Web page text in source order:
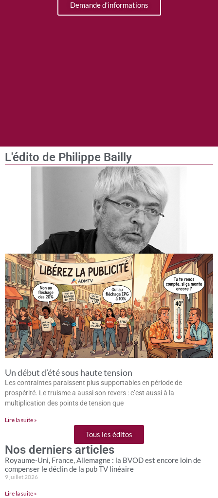
Demande d'informations
L'édito de Philippe Bailly
Un début d’été sous haute tension
Les contraintes paraissent plus supportables en période de
prospérité. Le truisme a aussi son revers : c’est aussi à la
multiplication des points de tension que
Lire la suite »
Tous les éditos
Nos derniers articles
Royaume-Uni, France, Allemagne : la BVOD est encore loin de
compenser le déclin de la pub TV linéaire
9 juillet 2026
Lire la suite »